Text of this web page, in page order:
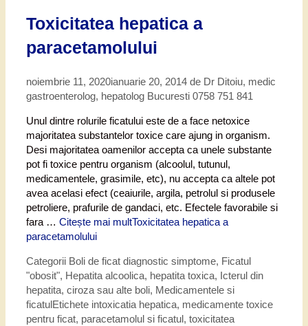
Toxicitatea hepatica a
paracetamolului
noiembrie 11, 2020ianuarie 20, 2014 de Dr Ditoiu, medic
gastroenterolog, hepatolog Bucuresti 0758 751 841
Unul dintre rolurile ficatului este de a face netoxice
majoritatea substantelor toxice care ajung in organism.
Desi majoritatea oamenilor accepta ca unele substante
pot fi toxice pentru organism (alcoolul, tutunul,
medicamentele, grasimile, etc), nu accepta ca altele pot
avea acelasi efect (ceaiurile, argila, petrolul si produsele
petroliere, prafurile de gandaci, etc. Efectele favorabile si
fara … Citește mai multToxicitatea hepatica a
paracetamolului
Categorii Boli de ficat diagnostic simptome, Ficatul
"obosit", Hepatita alcoolica, hepatita toxica, Icterul din
hepatita, ciroza sau alte boli, Medicamentele si
ficatulEtichete intoxicatia hepatica, medicamente toxice
pentru ficat, paracetamolul si ficatul, toxicitatea